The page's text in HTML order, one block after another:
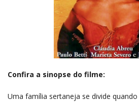
Confira a sinopse do filme:
Uma família sertaneja se divide